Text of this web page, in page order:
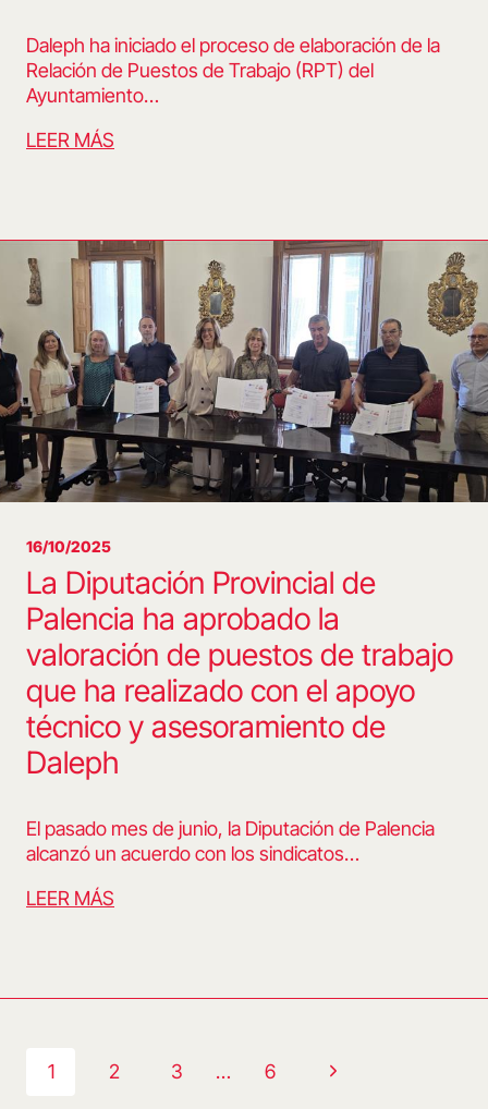
Daleph ha iniciado el proceso de elaboración de la
Relación de Puestos de Trabajo (RPT) del
Ayuntamiento…
LEER MÁS
16/10/2025
La Diputación Provincial de
Palencia ha aprobado la
valoración de puestos de trabajo
que ha realizado con el apoyo
técnico y asesoramiento de
Daleph
El pasado mes de junio, la Diputación de Palencia
alcanzó un acuerdo con los sindicatos…
LEER MÁS
Navegación
1 2 3 … 6
Siguiente